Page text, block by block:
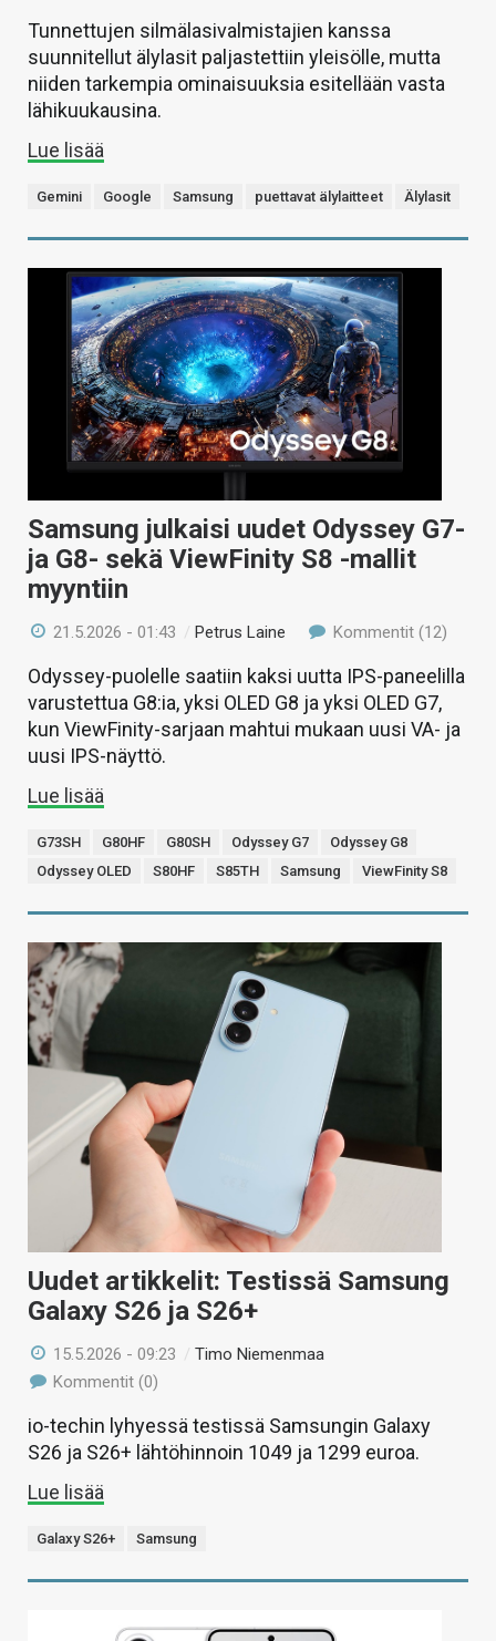
Tunnettujen silmälasivalmistajien kanssa
suunnitellut älylasit paljastettiin yleisölle, mutta
niiden tarkempia ominaisuuksia esitellään vasta
lähikuukausina.
Lue lisää
Gemini Google Samsung puettavat älylaitteet Älylasit
Samsung julkaisi uudet Odyssey G7-
ja G8- sekä ViewFinity S8 -mallit
myyntiin
21.5.2026 - 01:43 /Petrus Laine Kommentit (12)
Odyssey-puolelle saatiin kaksi uutta IPS-paneelilla
varustettua G8:ia, yksi OLED G8 ja yksi OLED G7,
kun ViewFinity-sarjaan mahtui mukaan uusi VA- ja
uusi IPS-näyttö.
Lue lisää
G73SH G80HF G80SH Odyssey G7
Odyssey G8
Odyssey OLED
S80HF S85TH Samsung ViewFinity S8
Uudet artikkelit: Testissä Samsung
Galaxy S26 ja S26+
15.5.2026 - 09:23 /Timo Niemenmaa
Kommentit (0)
io-techin lyhyessä testissä Samsungin Galaxy
S26 ja S26+ lähtöhinnoin 1049 ja 1299 euroa.
Lue lisää
Galaxy S26+ Samsung